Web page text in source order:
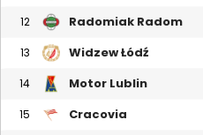
12 Radomiak Radom
13 Widzew Łódź
14 Motor Lublin
15 Cracovia